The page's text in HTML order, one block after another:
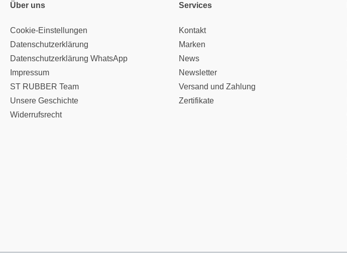
Über uns
Cookie-Einstellungen
Datenschutzerklärung
Datenschutzerklärung WhatsApp
Impressum
ST RUBBER Team
Unsere Geschichte
Widerrufsrecht
Services
Kontakt
Marken
News
Newsletter
Versand und Zahlung
Zertifikate